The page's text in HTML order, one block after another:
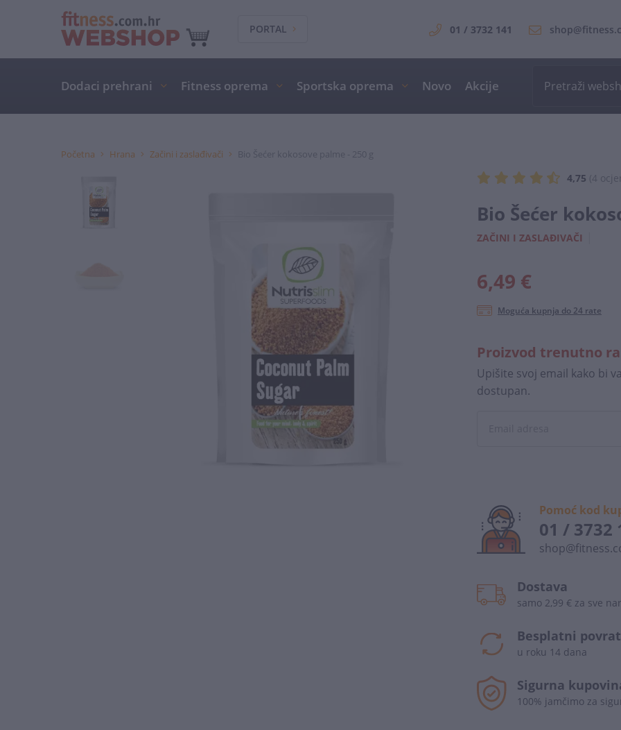
PORTAL 01 / 3732 141
Dodaci prehrani Fitness oprema Sportska oprema Novo Akcije
Početna Hrana Začini i zaslađivači Bio Šećer kokosove palme - 250 g
4,75 (4
Bio Šećer
ZAČINI I ZASLAĐIVAČI
6,49 €
Moguća kupnja do 24 rate
Proizvod trenutno
Upišite svoj email kako bi
dostupan.
Pomoć kod
01 / 3732
Dostava
samo 2,99 € za sve
Besplatni povrat
u roku 14 dana
Sigurna
100% jamčimo za